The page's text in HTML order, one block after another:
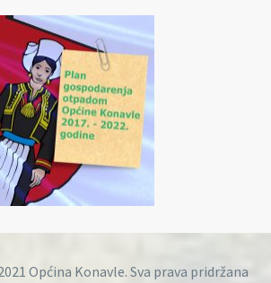
Općina Konavle. Sva prava pridržana